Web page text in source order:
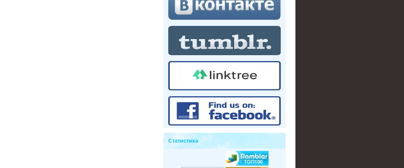
Статистика